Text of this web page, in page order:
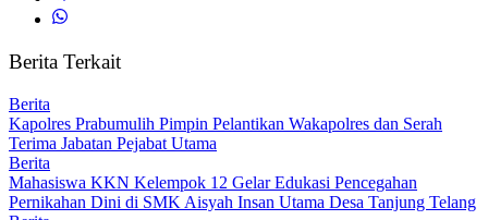
Berita Terkait
Berita
Kapolres Prabumulih Pimpin Pelantikan Wakapolres dan Serah
Terima Jabatan Pejabat Utama
Berita
Mahasiswa KKN Kelempok 12 Gelar Edukasi Pencegahan
Pernikahan Dini di SMK Aisyah Insan Utama Desa Tanjung Telang